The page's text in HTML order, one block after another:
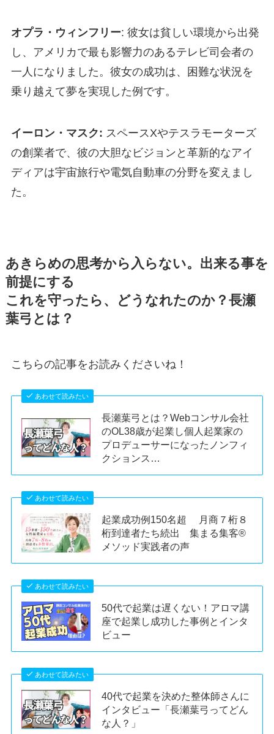
オプラ・ウィンフリー: 彼女は貧しい環境から出発
し、アメリカで最も影響力のあるテレビ司会者の
一人になりました。彼女の成功は、困難な状況を
乗り越えて夢を実現した例です。
イーロン・マスク: スペースXやテスラモーターズ
の創業者で、彼の大胆なビジョンと革新的なアイ
ディアは宇宙旅行や電気自動車の分野を変えまし
た。
あきらめの思考から入らない。出来る事を
前提にする
これを守ったら、どうなれたのか？長瀬
葉弓とは？
こちらの記事をお読みくださいね！
あわせて読みたい
長瀬葉弓とは？Webコンサル会社
のOL38歳が起業し個人起業家の
プロデューサーになったノンフィ
クションス…
あわせて読みたい
起業成功例150名超 月商７桁８
桁到達者たち続出 集まる集客®
メソッド実践者の声
あわせて読みたい
50代で起業は遅くない！アロマ講
座で起業し成功した事例とインタ
ビュー
あわせて読みたい
40代で起業を決めた整体師さんに
インタビュー「長瀬葉弓ってどん
な人？」